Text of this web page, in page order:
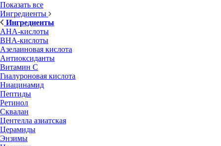
Показать все
Ингредиенты
Ингредиенты
AHA-кислоты
BHA-кислоты
Азелаиновая кислота
Антиоксиданты
Витамин С
Гиалуроновая кислота
Ниацинамид
Пептиды
Ретинол
Сквалан
Центелла азиатская
Церамиды
Энзимы